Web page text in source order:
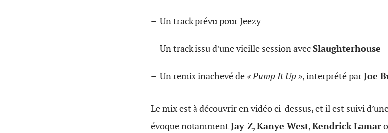
– Un track prévu pour Jeezy
– Un track issu d’une vieille session avecSlaughterhouse
– Un remix inachevé de « Pump It Up », interprété parJoe
Le mix est à découvrir en vidéo ci-dessus, et il est suivi
évoque notamment Jay-Z,Kanye West,Kendrick Lamar